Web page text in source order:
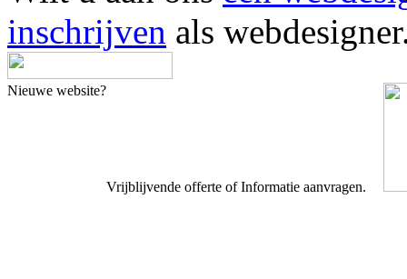
inschrijven als
Nieuwe website?
Vrijblijvende offerte of Informatie aanvragen.